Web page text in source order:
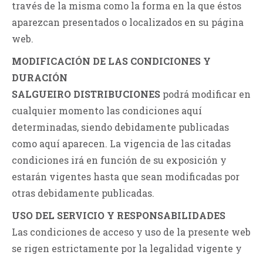
través de la misma como la forma en la que éstos
aparezcan presentados o localizados en su página
web.
MODIFICACIÓN DE LAS CONDICIONES Y
DURACIÓN
SALGUEIRO DISTRIBUCIONES podrá modificar en
cualquier momento las condiciones aquí
determinadas, siendo debidamente publicadas
como aquí aparecen. La vigencia de las citadas
condiciones irá en función de su exposición y
estarán vigentes hasta que sean modificadas por
otras debidamente publicadas.
USO DEL SERVICIO Y RESPONSABILIDADES
Las condiciones de acceso y uso de la presente web
se rigen estrictamente por la legalidad vigente y